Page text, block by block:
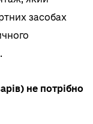
засобах
не потрібно